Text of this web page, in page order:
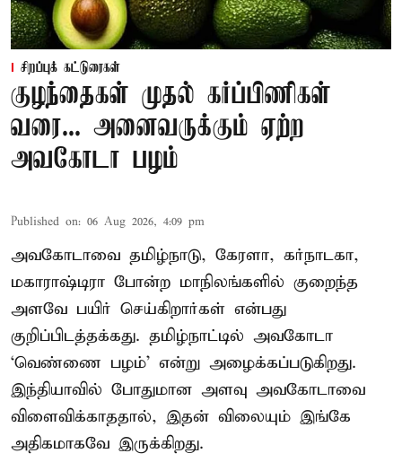
சிறப்புக் கட்டுரைகள்
குழந்தைகள் முதல் கர்ப்பிணிகள்
வரை... அனைவருக்கும் ஏற்ற
அவகோடா பழம்
Published on: 06 Aug 2026, 4:09 pm
அவகோடாவை தமிழ்நாடு, கேரளா, கர்நாடகா,
மகாராஷ்டிரா போன்ற மாநிலங்களில் குறைந்த
அளவே பயிர் செய்கிறார்கள் என்பது
குறிப்பிடத்தக்கது. தமிழ்நாட்டில் அவகோடா
‘வெண்ணை பழம்’ என்று அழைக்கப்படுகிறது.
இந்தியாவில் போதுமான அளவு அவகோடாவை
விளைவிக்காததால், இதன் விலையும் இங்கே
அதிகமாகவே இருக்கிறது.